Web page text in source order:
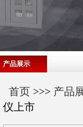
产品展示
首页 >>> 产品
仪上市